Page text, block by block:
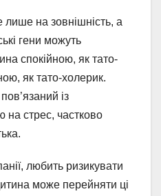
на зовнішність, а
гени можуть
спокійною, як тато-
як тато-холерик.
пов’язаний із
на стрес, частково
любить ризикувати
може перейняти ці